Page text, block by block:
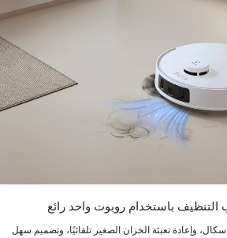
باستخدام روبوت واحد رائع
قوي بقوة 11000 باسكال، وإعادة تعبئة الخزان الصغير تلقائيًا، وتصميم سهل